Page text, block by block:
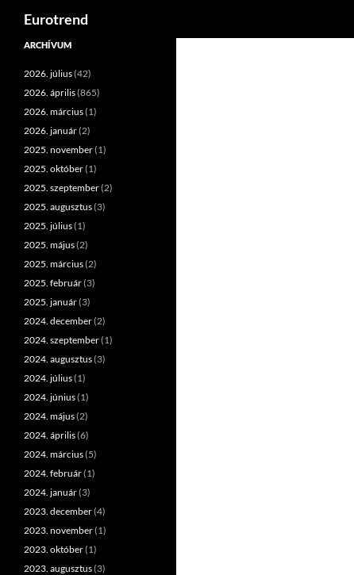
Kilépés
Eurotrend
ARCHÍVUM
2026. július(42)
2026. április(865)
2026. március(1)
2026. január(2)
2025. november(1)
2025. október(1)
2025. szeptember(2)
2025. augusztus(3)
2025. július(1)
2025. május(2)
2025. március(2)
2025. február(3)
2025. január(3)
2024. december(2)
2024. szeptember(1)
2024. augusztus(3)
2024. július(1)
2024. június(1)
2024. május(2)
2024. április(6)
2024. március(5)
2024. február(1)
2024. január(3)
2023. december(4)
2023. november(1)
2023. október(1)
2023. augusztus(3)